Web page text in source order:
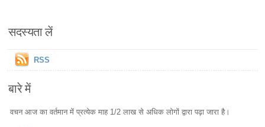
सदस्यता लें
RSS
बारे में
वचन आज का वर्तमान में प्रत्येक माह 1/2 लाख से अधिक लोगों द्वारा पढ़ा जारा है।